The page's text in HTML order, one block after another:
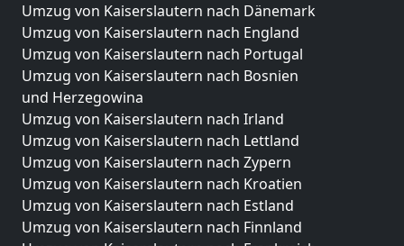
Umzug von Kaiserslautern nach Dänemark
Umzug von Kaiserslautern nach England
Umzug von Kaiserslautern nach Portugal
Umzug von Kaiserslautern nach Bosnien
und Herzegowina
Umzug von Kaiserslautern nach Irland
Umzug von Kaiserslautern nach Lettland
Umzug von Kaiserslautern nach Zypern
Umzug von Kaiserslautern nach Kroatien
Umzug von Kaiserslautern nach Estland
Umzug von Kaiserslautern nach Finnland